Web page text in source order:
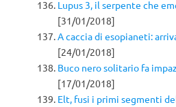
Lupus 3, il serpente che
[31/01/2018]
A caccia di esopianeti:
[24/01/2018]
Buco nero solitario fa
[17/01/2018]
Elt, fusi i primi segmenti